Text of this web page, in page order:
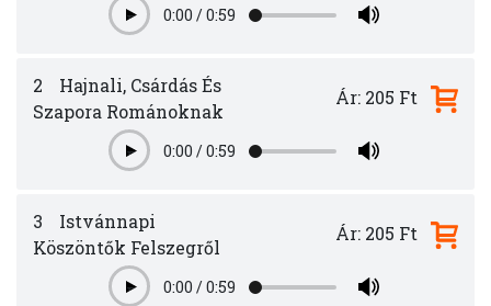
Play0:00 /0:59
2
Hajnali, Csárdás És
Szapora Románoknak
Play0:00 /0:59
Ár: 205 Ft
3
Istvánnapi
Köszöntők Felszegről
Play0:00 /0:59
Ár: 205 Ft